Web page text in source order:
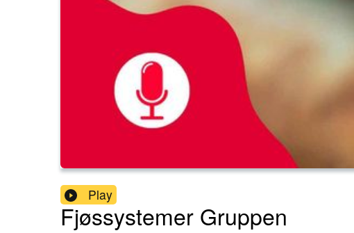
Play
Fjøssystemer Gruppen